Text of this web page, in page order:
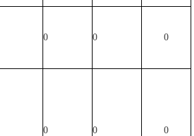
0 0 0
0 0 0